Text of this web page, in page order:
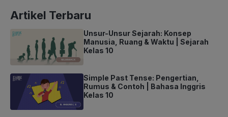
Artikel Terbaru
Unsur-Unsur Sejarah: Konsep
Manusia, Ruang & Waktu | Sejarah
Kelas 10
Simple Past Tense: Pengertian,
Rumus & Contoh | Bahasa Inggris
Kelas 10